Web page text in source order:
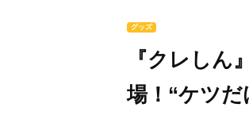
グッズ
『クレし
場！“ケツ